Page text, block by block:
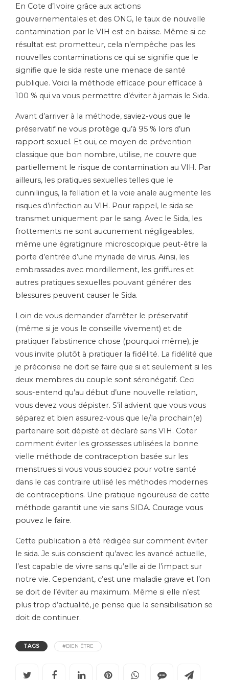
En Cote d’Ivoire grâce aux actions
gouvernementales et des ONG, le taux de nouvelle
contamination par le VIH est en baisse. Même si ce
résultat est prometteur, cela n’empêche pas les
nouvelles contaminations ce qui se signifie que le
signifie que le sida reste une menace de santé
publique. Voici la méthode efficace pour efficace à
100 % qui va vous permettre d’éviter à jamais le Sida.
Avant d’arriver à la méthode, saviez-vous que le
préservatif ne vous protège qu’à 95 % lors d’un
rapport sexuel. Et oui, ce moyen de prévention
classique que bon nombre, utilise, ne couvre que
partiellement le risque de contamination au VIH. Par
ailleurs, les pratiques sexuelles telles que le
cunnilingus, la fellation et la voie anale augmente les
risques d’infection au VIH. Pour rappel, le sida se
transmet uniquement par le sang. Avec le Sida, les
frottements ne sont aucunement négligeables,
même une égratignure microscopique peut-être la
porte d’entrée d’une myriade de virus. Ainsi, les
embrassades avec mordillement, les griffures et
autres pratiques sexuelles pouvant générer des
blessures peuvent causer le Sida.
Loin de vous demander d’arrêter le préservatif
(même si je vous le conseille vivement) et de
pratiquer l’abstinence chose (pourquoi même), je
vous invite plutôt à pratiquer la fidélité. La fidélité que
je préconise ne doit se faire que si et seulement si les
deux membres du couple sont séronégatif. Ceci
sous-entend qu’au début d’une nouvelle relation,
vous devez vous dépister. S’il advient que vous vous
séparez et bien assurez-vous que le/la prochain(e)
partenaire soit dépisté et déclaré sans VIH. Coter
comment éviter les grossesses utilisées la bonne
vielle méthode de contraception basée sur les
menstrues si vous vous souciez pour votre santé
dans le cas contraire utilisé les méthodes modernes
de contraceptions. Une pratique rigoureuse de cette
méthode garantit une vie sans SIDA. Courage vous
pouvez le faire.
Cette publication a été rédigée sur comment éviter
le sida. Je suis conscient qu’avec les avancé actuelle,
l’est capable de vivre sans qu’elle ai de l’impact sur
notre vie. Cependant, c’est une maladie grave et l’on
se doit de l’éviter au maximum. Même si elle n’est
plus trop d’actualité, je pense que la sensibilisation se
doit de continuer.
TAGS #BIEN ÊTRE